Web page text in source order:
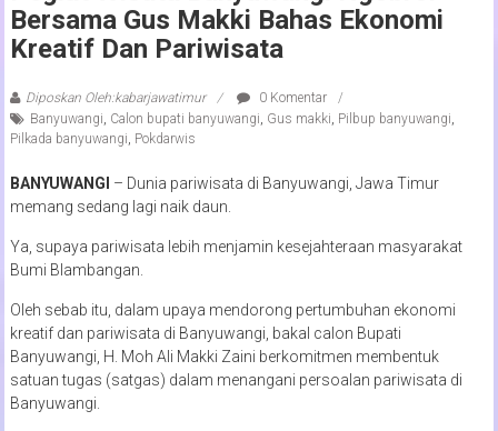
Bersama Gus Makki Bahas Ekonomi
Kreatif Dan Pariwisata
Diposkan Oleh:kabarjawatimur
0 Komentar
Banyuwangi, Calon bupati banyuwangi, Gus makki, Pilbup banyuwangi,
Pilkada banyuwangi, Pokdarwis
BANYUWANGI – Dunia pariwisata di Banyuwangi, Jawa Timur
memang sedang lagi naik daun.
Ya, supaya pariwisata lebih menjamin kesejahteraan masyarakat
Bumi Blambangan.
Oleh sebab itu, dalam upaya mendorong pertumbuhan ekonomi
kreatif dan pariwisata di Banyuwangi, bakal calon Bupati
Banyuwangi, H. Moh Ali Makki Zaini berkomitmen membentuk
satuan tugas (satgas) dalam menangani persoalan pariwisata di
Banyuwangi.